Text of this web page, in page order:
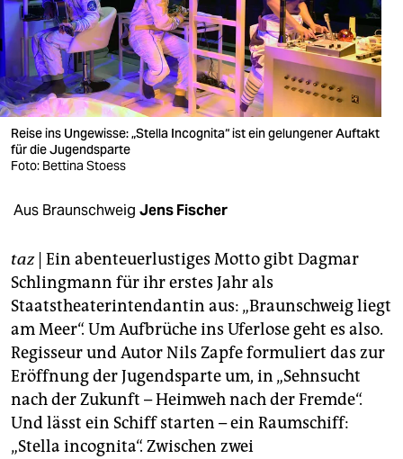
nord
wahrheit
verlag
verlag
veranstaltungen
unterstützen
abo
genossenschaft
epaper login
Reise ins Ungewisse: „Stella Incognita“ ist ein gelungener Auftakt
für die Jugendsparte
Foto: Bettina Stoess
Aus Braunschweig Jens Fischer
taz| Ein abenteuerlustiges Motto gibt Dagmar
Schlingmann für ihr erstes Jahr als
Staatstheaterintendantin aus: „Braunschweig liegt
am Meer“. Um Aufbrüche ins Uferlose geht es also.
Regisseur und Autor Nils Zapfe formuliert das zur
Eröffnung der Jugendsparte um, in „Sehnsucht
nach der Zukunft – Heimweh nach der Fremde“.
Und lässt ein Schiff starten – ein Raumschiff:
„Stella incognita“. Zwischen zwei